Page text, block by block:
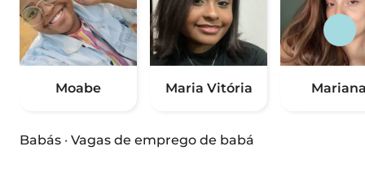
Moabe Maria Vitória
Babás · Vagas de emprego de babá